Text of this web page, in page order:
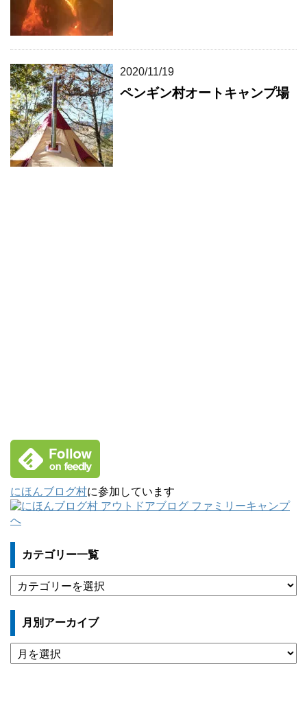
2020/11/19
ペンギン村オートキャンプ場
にほんブログ村に参加しています
カテゴリー一覧
テ
ゴ
ー
一
覧
月別アーカイブ
月
別